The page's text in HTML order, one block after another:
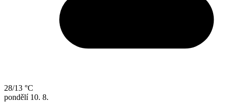
28/13 °C
pondělí 10. 8.